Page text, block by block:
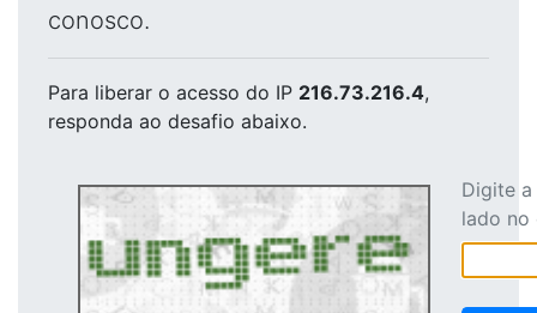
conosco.
Para liberar o acesso do IP 216.73.216.4,
responda ao desafio abaixo.
Digite
lado no